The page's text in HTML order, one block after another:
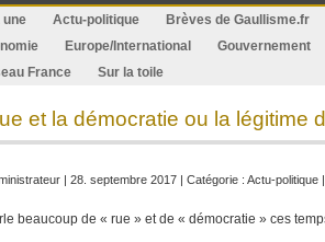
une
Actu-politique Brèves de Gaullisme.fr
Europe/International Gouvernement
France
Sur la toile
et la démocratie ou la légitime
| 28. septembre 2017 | Catégorie : Actu-politique |
beaucoup de « rue » et de « démocratie » ces